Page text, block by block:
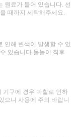
원료가 들어 있습니다. 선
때까지 세탁해주세요.
인해 변색이 발생할 수 있
있습니다.물놀이 직후
기구에 경우 마찰로 인하
으니 사용에 주의 바랍니